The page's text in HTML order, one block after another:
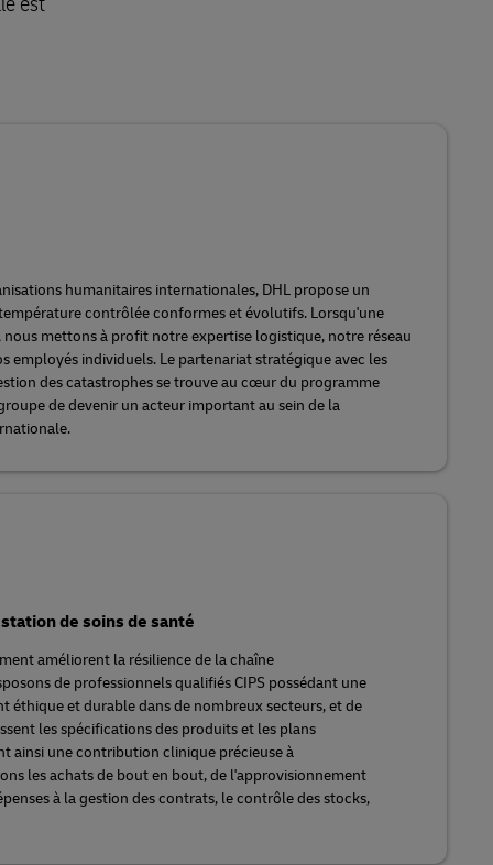
humanitaires internationales, DHL propose un
contrôlée conformes et évolutifs. Lorsqu'une
mettons à profit notre expertise logistique, notre réseau
employés individuels. Le partenariat stratégique avec les
des catastrophes se trouve au cœur du programme
de devenir un acteur important au sein de la
de soins de santé
améliorent la résilience de la chaîne
de professionnels qualifiés CIPS possédant une
éthique et durable dans de nombreux secteurs, et de
les spécifications des produits et les plans
ainsi une contribution clinique précieuse à
les achats de bout en bout, de l'approvisionnement
à la gestion des contrats, le contrôle des stocks,